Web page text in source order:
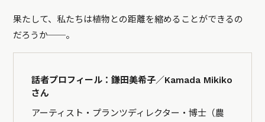
果たして、私たちは植物との距離を縮めることができるの
だろうか──。
話者プロフィール：鎌田美希子／Kamada Mikiko
さん
アーティスト・プランツディレクター・博士（農